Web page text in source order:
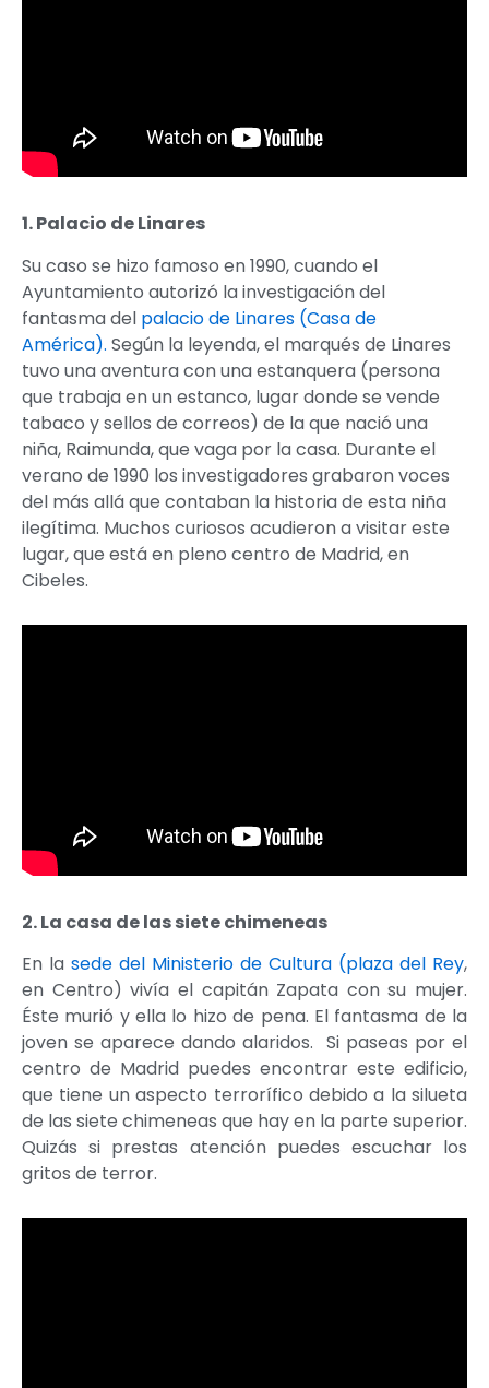
1. Palacio de Linares
Su caso se hizo famoso en 1990, cuando el
Ayuntamiento autorizó la investigación del
fantasma del palacio de Linares (Casa de
América). Según la leyenda, el marqués de Linares
tuvo una aventura con una estanquera (persona
que trabaja en un estanco, lugar donde se vende
tabaco y sellos de correos) de la que nació una
niña, Raimunda, que vaga por la casa. Durante el
verano de 1990 los investigadores grabaron voces
del más allá que contaban la historia de esta niña
ilegítima. Muchos curiosos acudieron a visitar este
lugar, que está en pleno centro de Madrid, en
Cibeles.
2. La casa de las siete chimeneas
En la sede del Ministerio de Cultura (plaza del Rey,
en Centro) vivía el capitán Zapata con su mujer.
Éste murió y ella lo hizo de pena. El fantasma de la
joven se aparece dando alaridos. Si paseas por el
centro de Madrid puedes encontrar este edificio,
que tiene un aspecto terrorífico debido a la silueta
de las siete chimeneas que hay en la parte superior.
Quizás si prestas atención puedes escuchar los
gritos de terror.